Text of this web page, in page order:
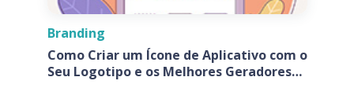
Branding
Como Criar um Ícone de Aplicativo com o
Seu Logotipo e os Melhores Geradores